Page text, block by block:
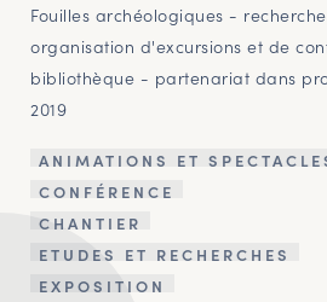
Fouilles archéologiques -
organisation d'excursions et de
bibliothèque - partenariat dans
2019
ANIMATIONS ET
CONFÉRENCE
CHANTIER
ETUDES ET RECHERCHES
EXPOSITION